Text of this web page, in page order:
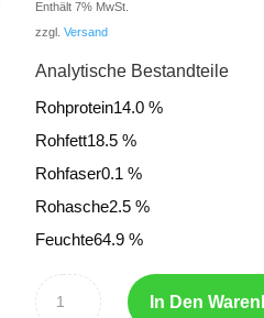
Enthält 7% MwSt.
zzgl.Versand
Analytische Bestandteile
Rohprotein14.0 %
Rohfett18.5 %
Rohfaser0.1 %
Rohasche2.5 %
Feuchte64.9 %
In Den